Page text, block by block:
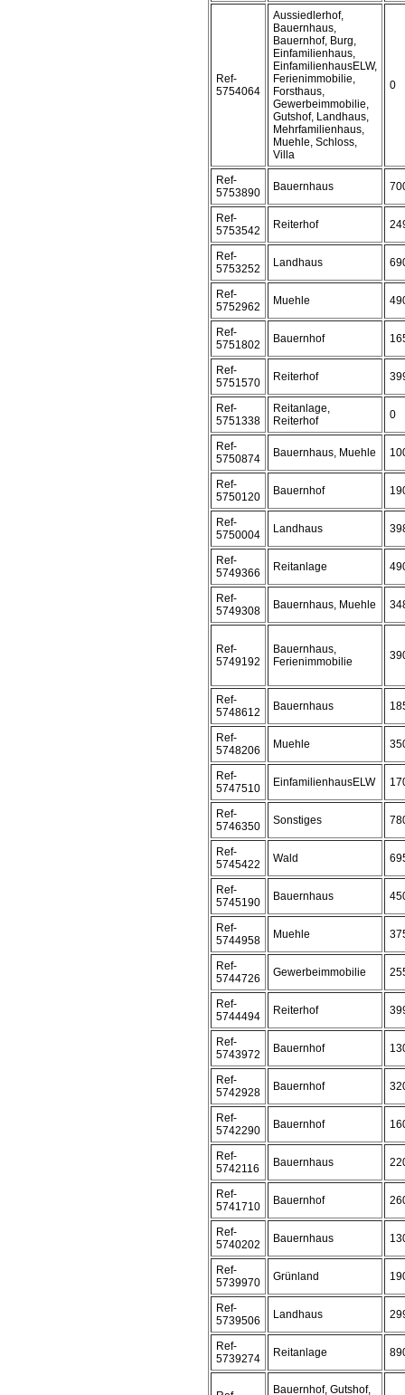
Ref-
5754064
Aussiedlerhof,
Bauernhaus,
Bauernhof, Burg,
Einfamilienhaus,
EinfamilienhausELW,
Ferienimmobilie,
Forsthaus,
Gewerbeimmobilie,
Gutshof, Landhaus,
Mehrfamilienhaus,
Muehle, Schloss,
Villa
0
Ref-
5753890
Bauernhaus
Ref-
5753542
Reiterhof
Ref-
5753252
Landhaus
Ref-
5752962
Muehle
Ref-
5751802
Bauernhof
Ref-
5751570
Reiterhof
Ref-
5751338
Reitanlage,
Reiterhof
0
Ref-
5750874
Bauernhaus, Muehle
Ref-
5750120
Bauernhof
Ref-
5750004
Landhaus
Ref-
5749366
Reitanlage
Ref-
5749308
Bauernhaus, Muehle
Ref-
5749192
Bauernhaus,
Ferienimmobilie
Ref-
5748612
Bauernhaus
Ref-
5748206
Muehle
Ref-
5747510
EinfamilienhausELW
Ref-
5746350
Sonstiges
Ref-
5745422
Wald
Ref-
5745190
Bauernhaus
Ref-
5744958
Muehle
Ref-
5744726
Gewerbeimmobilie
Ref-
5744494
Reiterhof
Ref-
5743972
Bauernhof
Ref-
5742928
Bauernhof
Ref-
5742290
Bauernhof
Ref-
5742116
Bauernhaus
Ref-
5741710
Bauernhof
Ref-
5740202
Bauernhaus
Ref-
5739970
Grünland
Ref-
5739506
Landhaus
Ref-
5739274
Reitanlage
Bauernhof, Gutshof,